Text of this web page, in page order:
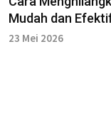
Mudah dan
23 Mei 2026